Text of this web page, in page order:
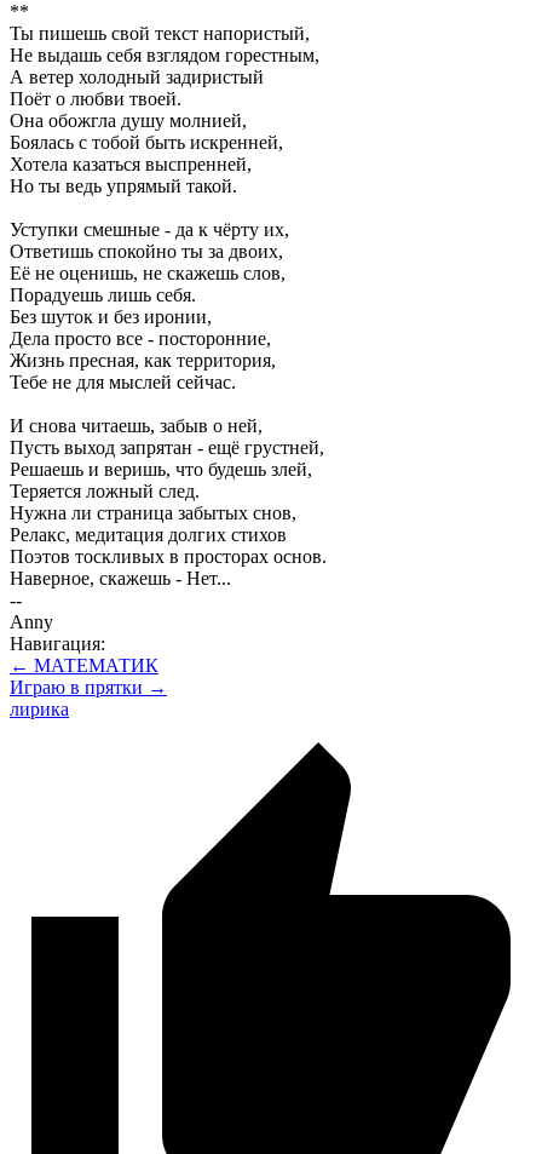
**
Ты пишешь свой текст напористый,
Не выдашь себя взглядом горестным,
А ветер холодный задиристый
Поёт о любви твоей.
Она обожгла душу молнией,
Боялась с тобой быть искренней,
Хотела казаться выспренней,
Но ты ведь упрямый такой.
Уступки смешные - да к чёрту их,
Ответишь спокойно ты за двоих,
Её не оценишь, не скажешь слов,
Порадуешь лишь себя.
Без шуток и без иронии,
Дела просто все - посторонние,
Жизнь пресная, как территория,
Тебе не для мыслей сейчас.
И снова читаешь, забыв о ней,
Пусть выход запрятан - ещё грустней,
Решаешь и веришь, что будешь злей,
Теряется ложный след.
Нужна ли страница забытых снов,
Релакс, медитация долгих стихов
Поэтов тоскливых в просторах основ.
Наверное, скажешь - Нет...
--
Anny
Навигация:
← МАТЕМАТИК
Играю в прятки →
лирика